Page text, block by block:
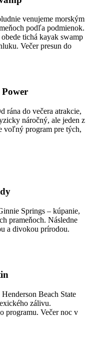
venujeme morským
podľa podmienok.
tichá kayak swamp
Večer presun do
rána do večera atrakcie,
náročný, ale jeden z
voľný program pre tých,
Springs – kúpanie,
prameňoch. Následne
a divokou prírodou.
Beach State
zálivu.
programu. Večer noc v